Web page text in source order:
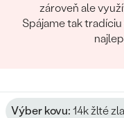
zároveň ale
Spájame tak
Výber kovu: 14k žlté